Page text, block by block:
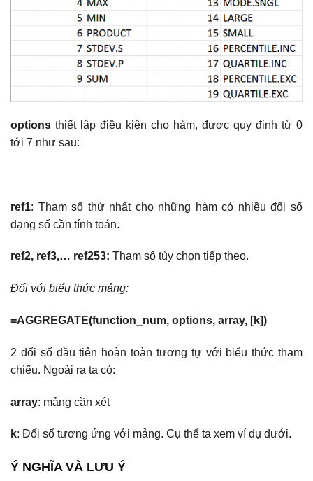
options thiết lập điều kiện cho hàm, được quy định từ 0
tới 7 như sau:
ref1: Tham số thứ nhất cho những hàm có nhiều đối số
dạng số cần tính toán.
ref2, ref3,… ref253: Tham số tùy chọn tiếp theo.
Đối với biểu thức mảng:
=AGGREGATE(function_num, options, array, [k])
2 đối số đầu tiên hoàn toàn tương tự với biểu thức tham
chiếu. Ngoài ra ta có:
array: mảng cần xét
k: Đối số tương ứng với mảng. Cụ thể ta xem ví dụ dưới.
Ý NGHĨA VÀ LƯU Ý